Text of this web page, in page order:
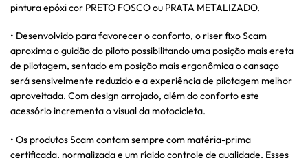
pintura epóxi cor PRETO FOSCO ou PRATA METALIZADO.
• Desenvolvido para favorecer o conforto, o riser fixo Scam
aproxima o guidão do piloto possibilitando uma posição mais ereta
de pilotagem, sentado em posição mais ergonômica o cansaço
será sensivelmente reduzido e a experiência de pilotagem melhor
aproveitada. Com design arrojado, além do conforto este
acessório incrementa o visual da motocicleta.
• Os produtos Scam contam sempre com matéria-prima
certificada, normalizada e um rígido controle de qualidade. Esses